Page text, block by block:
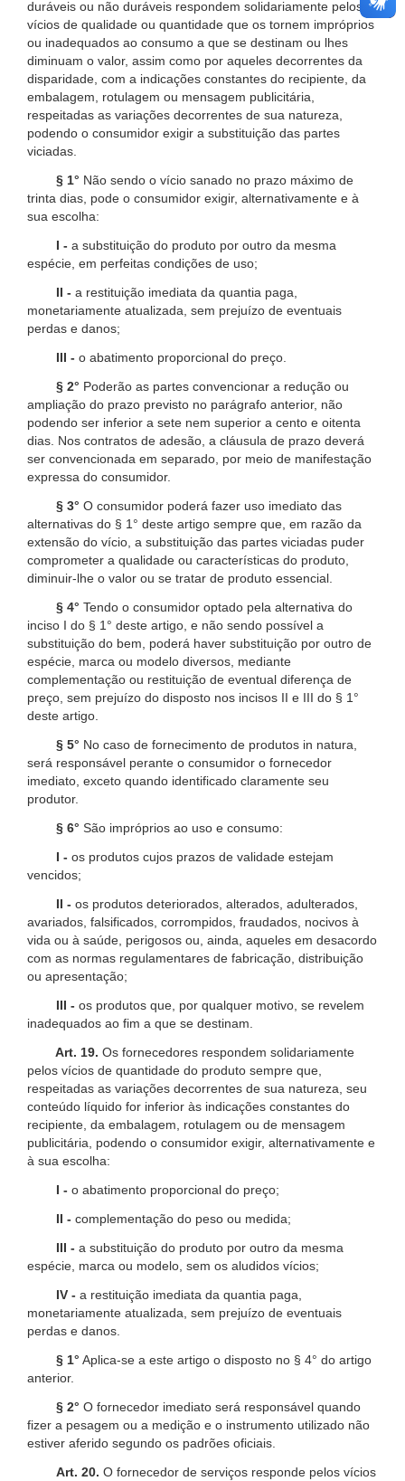
duráveis ou não duráveis respondem solidariamente pelos
vícios de qualidade ou quantidade que os tornem impróprios
ou inadequados ao consumo a que se destinam ou lhes
diminuam o valor, assim como por aqueles decorrentes da
disparidade, com a indicações constantes do recipiente, da
embalagem, rotulagem ou mensagem publicitária,
respeitadas as variações decorrentes de sua natureza,
podendo o consumidor exigir a substituição das partes
viciadas.
§ 1° Não sendo o vício sanado no prazo máximo de
trinta dias, pode o consumidor exigir, alternativamente e à
sua escolha:
I - a substituição do produto por outro da mesma
espécie, em perfeitas condições de uso;
II - a restituição imediata da quantia paga,
monetariamente atualizada, sem prejuízo de eventuais
perdas e danos;
III - o abatimento proporcional do preço.
§ 2° Poderão as partes convencionar a redução ou
ampliação do prazo previsto no parágrafo anterior, não
podendo ser inferior a sete nem superior a cento e oitenta
dias. Nos contratos de adesão, a cláusula de prazo deverá
ser convencionada em separado, por meio de manifestação
expressa do consumidor.
§ 3° O consumidor poderá fazer uso imediato das
alternativas do § 1° deste artigo sempre que, em razão da
extensão do vício, a substituição das partes viciadas puder
comprometer a qualidade ou características do produto,
diminuir-lhe o valor ou se tratar de produto essencial.
§ 4° Tendo o consumidor optado pela alternativa do
inciso I do § 1° deste artigo, e não sendo possível a
substituição do bem, poderá haver substituição por outro de
espécie, marca ou modelo diversos, mediante
complementação ou restituição de eventual diferença de
preço, sem prejuízo do disposto nos incisos II e III do § 1°
deste artigo.
§ 5° No caso de fornecimento de produtos in natura,
será responsável perante o consumidor o fornecedor
imediato, exceto quando identificado claramente seu
produtor.
§ 6° São impróprios ao uso e consumo:
I - os produtos cujos prazos de validade estejam
vencidos;
II - os produtos deteriorados, alterados, adulterados,
avariados, falsificados, corrompidos, fraudados, nocivos à
vida ou à saúde, perigosos ou, ainda, aqueles em desacordo
com as normas regulamentares de fabricação, distribuição
ou apresentação;
III - os produtos que, por qualquer motivo, se revelem
inadequados ao fim a que se destinam.
Art. 19. Os fornecedores respondem solidariamente
pelos vícios de quantidade do produto sempre que,
respeitadas as variações decorrentes de sua natureza, seu
conteúdo líquido for inferior às indicações constantes do
recipiente, da embalagem, rotulagem ou de mensagem
publicitária, podendo o consumidor exigir, alternativamente e
à sua escolha:
I - o abatimento proporcional do preço;
II - complementação do peso ou medida;
III - a substituição do produto por outro da mesma
espécie, marca ou modelo, sem os aludidos vícios;
IV - a restituição imediata da quantia paga,
monetariamente atualizada, sem prejuízo de eventuais
perdas e danos.
§ 1° Aplica-se a este artigo o disposto no § 4° do artigo
anterior.
§ 2° O fornecedor imediato será responsável quando
fizer a pesagem ou a medição e o instrumento utilizado não
estiver aferido segundo os padrões oficiais.
Art. 20. O fornecedor de serviços responde pelos vícios